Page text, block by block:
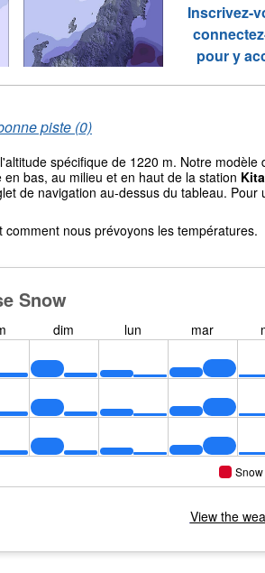
Inscrivez-
pour y
piste (0)
spécifique de 1220 m. Notre modèle
bas, au milieu et en haut de la station
de navigation au-dessus du tableau. Pour
nous prévoyons les températures.